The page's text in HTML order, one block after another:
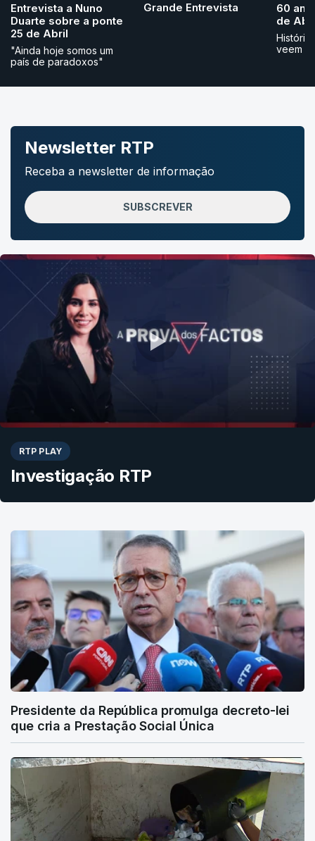
Entrevista a Nuno
Duarte sobre a ponte
25 de Abril
"Ainda hoje somos um
país de paradoxos"
Grande Entrevista
60
de
veem
Newsletter RTP
Receba a newsletter de informação
SUBSCREVER
RTP PLAY
Investigação RTP
Presidente da República promulga decreto-lei
que cria a Prestação Social Única